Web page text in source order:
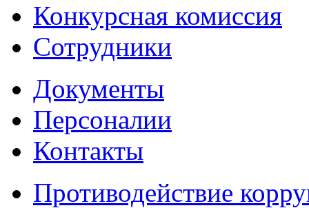
Конкурсная комиссия
Сотрудники
Документы
Персоналии
Контакты
Противодействие